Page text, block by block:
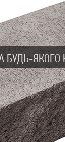
БУДЬ-ЯКОГО